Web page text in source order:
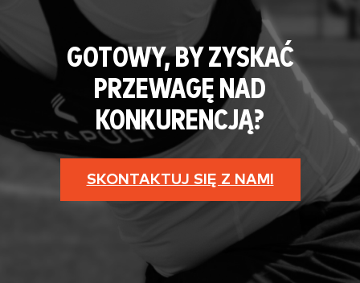
GOTOWY, BY ZYSKAĆ
PRZEWAGĘ NAD
KONKURENCJĄ?
SKONTAKTUJ SIĘ Z NAMI